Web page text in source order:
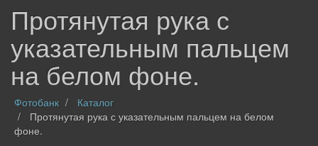
Протянутая рука с
указательным пальцем
на белом фоне.
Фотобанк
Каталог
Протянутая рука с указательным пальцем на белом
фоне.